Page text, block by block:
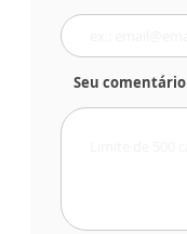
Seu comentário